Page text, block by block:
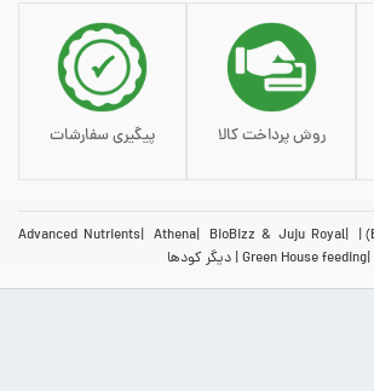
روش پرداخت کالا پیگیری سفارشات
Advanced Nutrients Athena
BioBizz & Juju Royal
Green House feeding دیگر کودها